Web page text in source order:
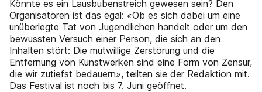
Könnte es ein Lausbubenstreich gewesen sein? Den
Organisatoren ist das egal: «Ob es sich dabei um eine
unüberlegte Tat von Jugendlichen handelt oder um den
bewussten Versuch einer Person, die sich an den
Inhalten stört: Die mutwillige Zerstörung und die
Entfernung von Kunstwerken sind eine Form von Zensur,
die wir zutiefst bedauern», teilten sie der Redaktion mit.
Das Festival ist noch bis 7. Juni geöffnet.